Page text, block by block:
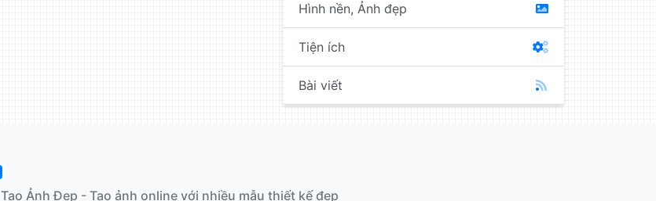
Hình nền, Ảnh đẹp
Tiện ích
Bài viết
Tạo Ảnh Đẹp - Tạo ảnh online với nhiều mẫu thiết kế đẹp